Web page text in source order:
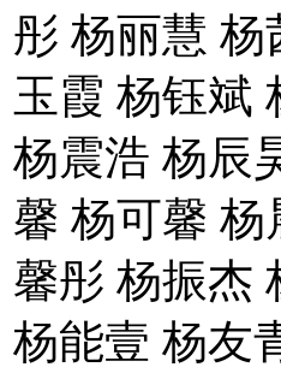
彤 杨丽慧
玉霞 杨钰斌
杨震浩 杨辰
馨 杨可馨
馨彤 杨振杰
杨能壹 杨友